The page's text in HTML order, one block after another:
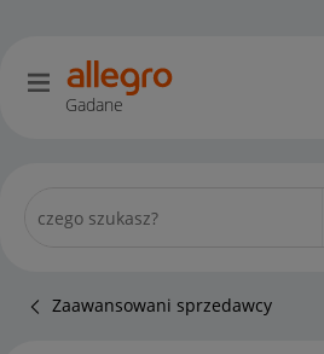
Gadane
Zaawansowani sprzedawcy